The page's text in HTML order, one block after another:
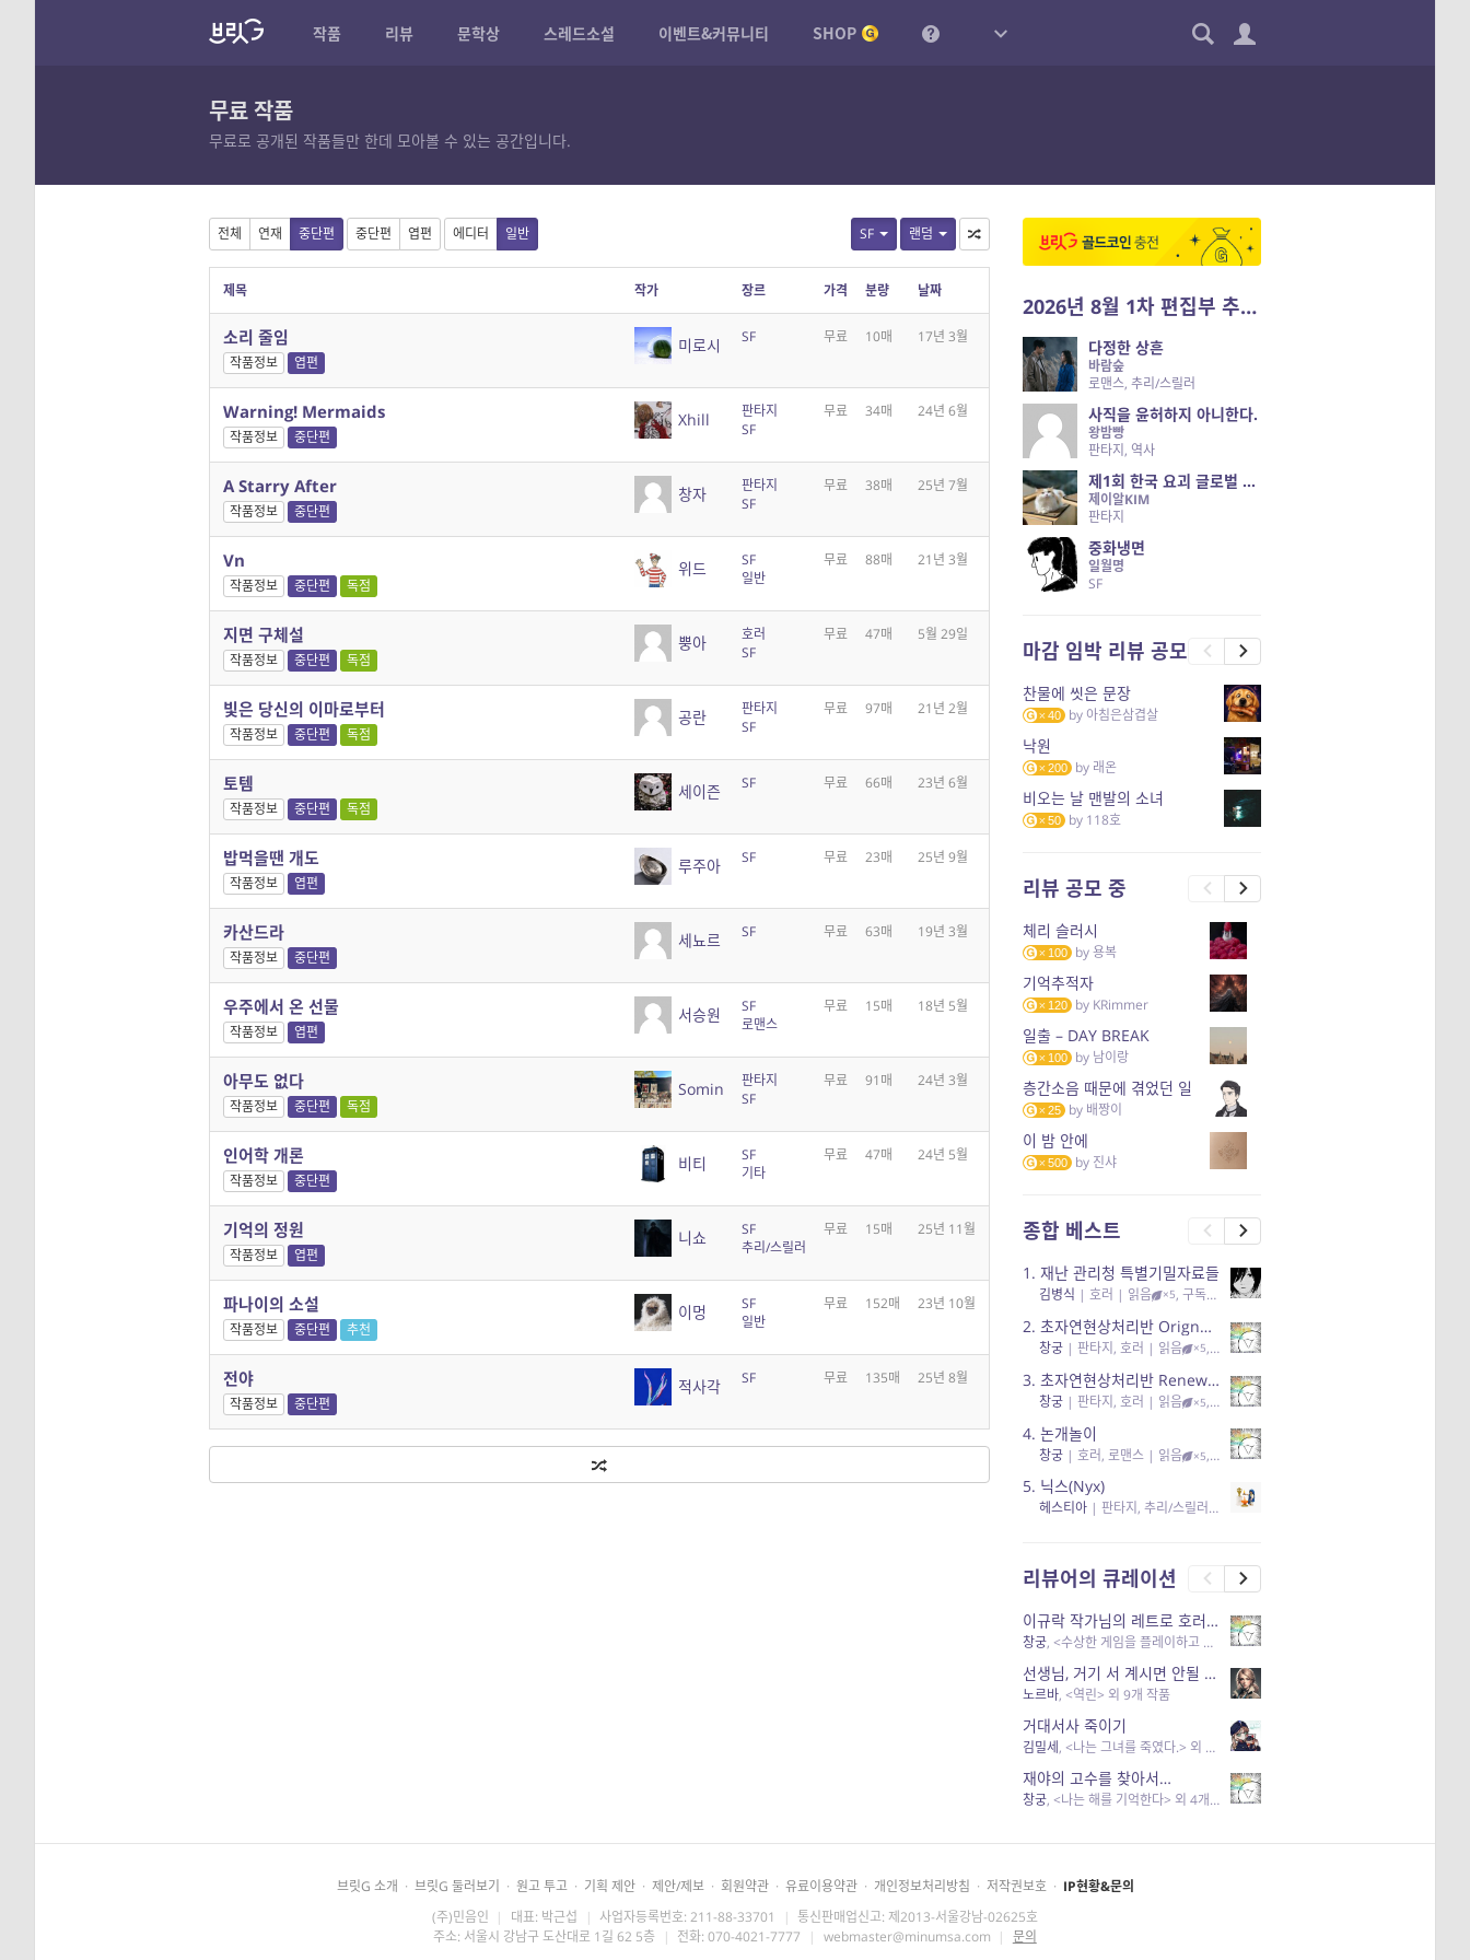
작품 리뷰 문학상 스레드소설 이벤트&커뮤니티 SHOP
무료 작품
무료로 공개된 작품들만 한데 모아볼 수 있는 공간입니다.
SF 랜덤
전체 연재 중단편 중단편 엽편 에디터 일반
제목 작가 장르 가격 분량 날짜
소리 줄임
작품정보 엽편
미로시 SF 무료 10매 17년 3월
Warning! Mermaids
작품정보 중단편
Xhill
판타지
SF
무료 34매 24년 6월
A Starry After
작품정보 중단편
창자
판타지
SF
무료 38매 25년 7월
Vn
작품정보 중단편 독점
위드
SF
일반
무료 88매 21년 3월
지면 구체설
작품정보 중단편 독점
뿡아
호러
SF
무료 47매 5월 29일
빛은 당신의 이마로부터
작품정보 중단편 독점
공란
판타지
SF
무료 97매 21년 2월
토템
작품정보 중단편 독점
세이즌 SF 무료 66매 23년 6월
밥먹을땐 개도
작품정보 엽편
루주아 SF 무료 23매 25년 9월
카산드라
작품정보 중단편
세뇨르 SF 무료 63매 19년 3월
우주에서 온 선물
작품정보 엽편
서승원
SF
로맨스
무료 15매 18년 5월
아무도 없다
작품정보 중단편 독점
Somin
판타지
SF
무료 91매 24년 3월
인어학 개론
작품정보 중단편
비티
SF
기타
무료 47매 24년 5월
기억의 정원
작품정보 엽편
니쇼
SF
추리/스릴러
무료 15매 25년 11월
파나이의 소설
작품정보 중단편 추천
이멍
SF
일반
무료 152매 23년 10월
전야
작품정보 중단편
적사각 SF 무료 135매 25년 8월
2026년 8월 1차 편집부 추천작
다정한 상흔
바람숲
로맨스, 추리/스릴러
사직을 윤허하지 아니한다.
왕밤빵
판타지, 역사
제1회 한국 요괴 글로벌 진출 공개 오디션 시즌 2 — 나는 요괴다
제이알KIM
판타지
중화냉면
일월명
SF
마감 임박 리뷰 공모
찬물에 씻은 문장
40 by 아침은삼겹살
낙원
200 by 래온
비오는 날 맨발의 소녀
50 by 118호
리뷰 공모 중
체리 슬러시
100 by용복
기억추적자
120 by KRimmer
일출 – DAY BREAK
100 by 남이랑
층간소음 때문에 겪었던 일
25 by 배짱이
이 밤 안에
500 by 진샤
종합 베스트
1. 재난 관리청 특별기밀자료들
김병식 | 호러 | 읽음 ×5, 구독 , 응원95, 리뷰3
2. 초자연현상처리반 Orignal + True Ending
창궁 | 판타지, 호러 | 읽음 ×5, 구독 , 응원6
3. 초자연현상처리반 Renewal
창궁 | 판타지, 호러 | 읽음 ×5, 구독 , 응원82, 리뷰4
4. 논개놀이
창궁 | 호러, 로맨스 | 읽음 ×5, 공감11, 응원25
5. 닉스(Nyx)
헤스티아 | 판타지, 추리/스릴러| 읽음
리뷰어의 큐레이션
이규락 작가님의 레트로 호러 리뷰
창궁, <수상한 게임을 플레이하고 있어> 외 3개 작품
선생님, 거기 서 계시면 안될 것 같은데요-역할 클리셰를 비튼 작품들
노르바, <역린> 외 9개 작품
거대서사 죽이기
김밀세, <나는 그녀를 죽였다.> 외 1개 작품
재야의 고수를 찾아서…
창궁, <나는 해를 기억한다> 외 4개 작품
브릿G 소개 · 브릿G 둘러보기 · 원고 투고 · 기획 제안 · 제안/제보 · 회원약관 · 유료이용약관 · 개인정보처리방침 · 저작권보호 · IP현황&문의
(주)민음인 | 대표: 박근섭 | 사업자등록번호: 211-88-33701 | 통신판매업신고: 제2013-서울강남-02625호
주소: 서울시 강남구 도산대로 1길 62 5층 | 전화: 070-4021-7777 | webmaster@minumsa.com | 문의